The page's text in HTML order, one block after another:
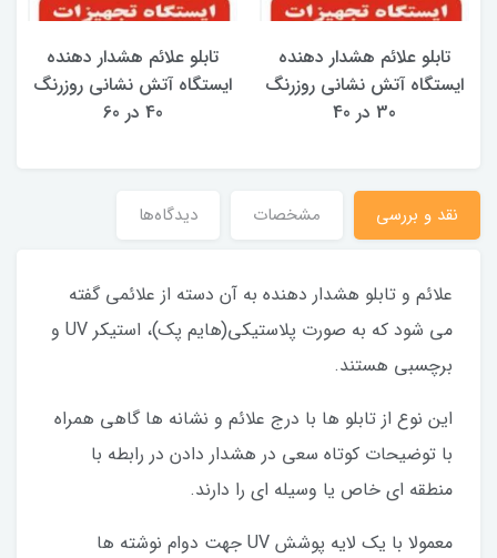
تابلو علائم هشدار دهنده
ایستگاه آتش نشانی روزرنگ
30 در 40
تابلو علائم هشدار دهنده
ایستگاه آتش نشانی روزرنگ
40 در 60
نقد و بررسی مشخصات دیدگاه‌ها
علائم و تابلو هشدار دهنده به آن دسته از علائمی گفته
می شود که به صورت پلاستیکی(هایم پک)، استیکر UV و
برچسبی هستند.
این نوع از تابلو ها با درج علائم و نشانه ها گاهی همراه
با توضیحات کوتاه سعی در هشدار دادن در رابطه با
منطقه ای خاص یا وسیله ای را دارند.
معمولا با یک لایه پوشش UV جهت دوام نوشته ها